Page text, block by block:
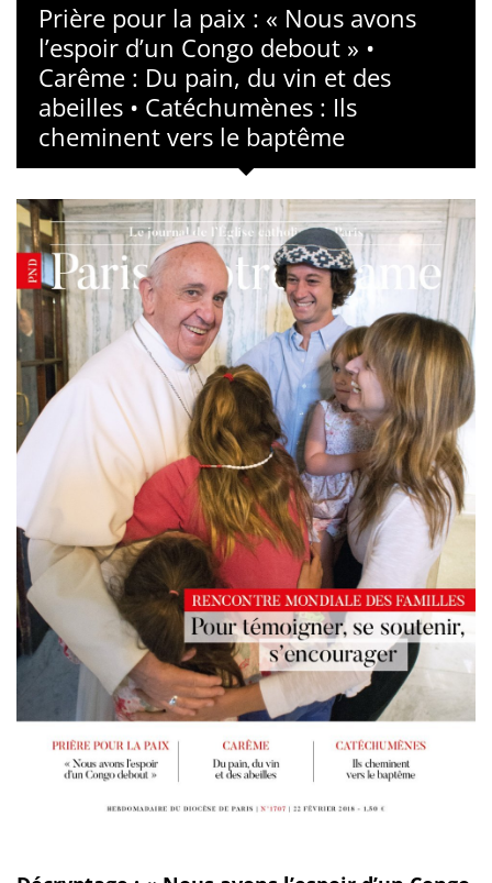
Prière pour la paix : « Nous avons
l’espoir d’un Congo debout » •
Carême : Du pain, du vin et des
abeilles • Catéchumènes : Ils
cheminent vers le baptême